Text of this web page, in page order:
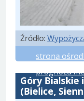
Źródło:
strona
prognoza
Góry Bialskie
(Bielice,